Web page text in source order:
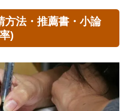
法・推薦書・小論
)